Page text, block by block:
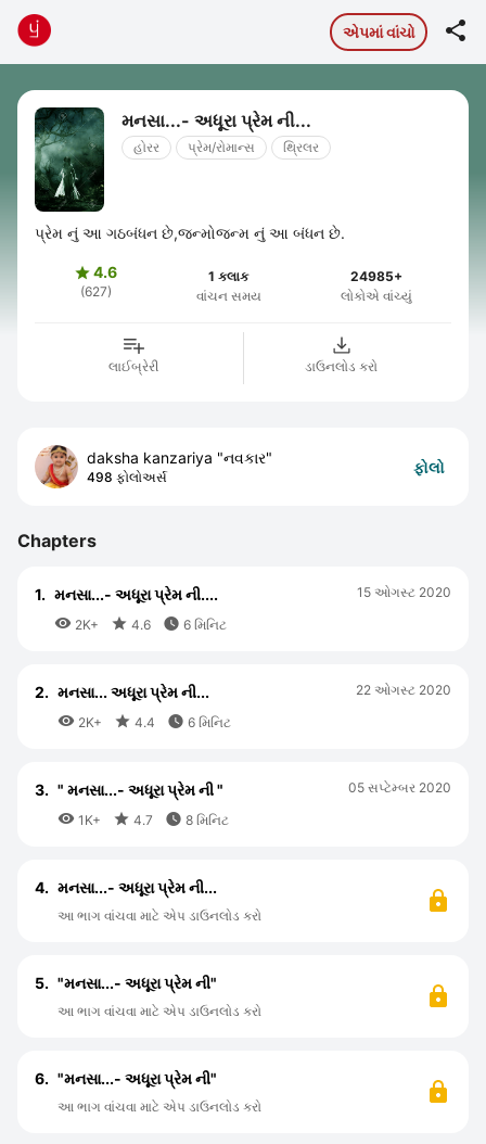
એપમાં વાંચો 
મનસા...- અધૂરા પ્રેમ ની...
હોરર પ્રેમ/રોમાન્સ થ્રિલર
પ્રેમ નું આ ગઠબંધન છે,જન્મોજન્મ નું આ બંધન છે.
 4.6
(627)
1 કલાક
વાંચન સમય
24985+
લોકોએ વાંચ્યું
લાઈબ્રેરી ડાઉનલોડ કરો
daksha kanzariya "નવકાર"
498 ફોલોઅર્સ
ફોલો
Chapters
1. મનસા...- અધૂરા પ્રેમ ની....
 2K+  4.6  6 મિનિટ
15 ઓગસ્ટ 2020
2. મનસા... અધૂરા પ્રેમ ની...
 2K+  4.4  6 મિનિટ
22 ઓગસ્ટ 2020
3. " મનસા...- અધૂરા પ્રેમ ની "
 1K+  4.7  8 મિનિટ
05 સપ્ટેમ્બર 2020
4. મનસા...- અધૂરા પ્રેમ ની...
આ ભાગ વાંચવા માટે એપ ડાઉનલોડ કરો
5. "મનસા...- અધૂરા પ્રેમ ની"
આ ભાગ વાંચવા માટે એપ ડાઉનલોડ કરો
6. "મનસા...- અધૂરા પ્રેમ ની"
આ ભાગ વાંચવા માટે એપ ડાઉનલોડ કરો